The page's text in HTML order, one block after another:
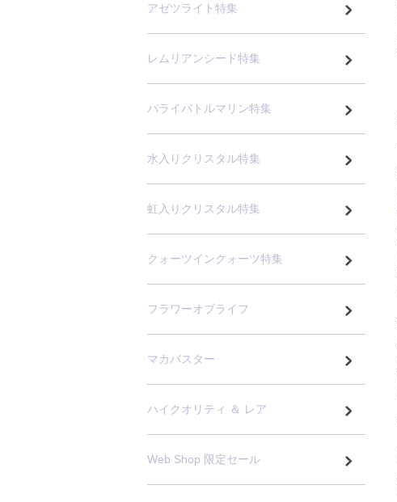
アゼツライト特集
レムリアンシード特集
パライバトルマリン特集
水入りクリスタル特集
虹入りクリスタル特集
クォーツインクォーツ特集
フラワーオブライフ
マカバスター
ハイクオリティ ＆ レア
Web Shop 限定セール